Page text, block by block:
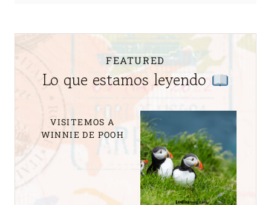
FEATURED
Lo que estamos leyendo
VISITEMOS A
WINNIE DE POOH